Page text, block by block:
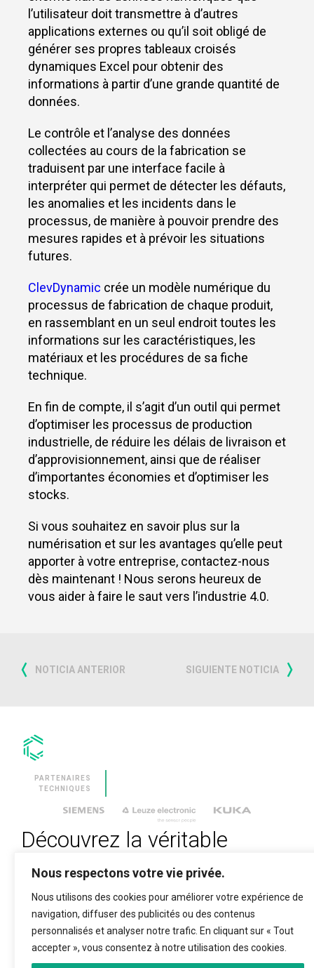
Nous respectons votre vie privée.
Nous utilisons des cookies pour améliorer votre expérience de
navigation, diffuser des publicités ou des contenus
personnalisés et analyser notre trafic. En cliquant sur « Tout
accepter », vous consentez à notre utilisation des cookies.
l’utilisateur doit transmettre à d’autres
applications externes ou qu’il soit obligé de
générer ses propres tableaux croisés
dynamiques Excel pour obtenir des
informations à partir d’une grande quantité de
données.
Le contrôle et l’analyse des données
collectées au cours de la fabrication se
traduisent par une interface facile à
interpréter qui permet de détecter les défauts,
les anomalies et les incidents dans le
processus, de manière à pouvoir prendre des
mesures rapides et à prévoir les situations
futures.
ClevDynamic crée un modèle numérique du
processus de fabrication de chaque produit,
en rassemblant en un seul endroit toutes les
informations sur les caractéristiques, les
matériaux et les procédures de sa fiche
technique.
En fin de compte, il s’agit d’un outil qui permet
d’optimiser les processus de production
industrielle, de réduire les délais de livraison et
d’approvisionnement, ainsi que de réaliser
d’importantes économies et d’optimiser les
stocks.
Si vous souhaitez en savoir plus sur la
numérisation et sur les avantages qu’elle peut
apporter à votre entreprise, contactez-nous
dès maintenant ! Nous serons heureux de
vous aider à faire le saut vers l’industrie 4.0.
NOTICIA ANTERIOR SIGUIENTE NOTICIA
PARTENAIRES
TECHNIQUES
Découvrez la véritable
révolution technologique
VEUILLEZ SAISIR VOTRE EMAIL POUR VOUS
ABONNER